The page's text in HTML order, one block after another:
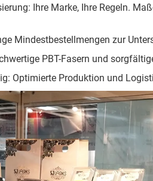
Ihre Marke, Ihre Regeln.
Mindestbestellmengen zur
PBT-Fasern und
Optimierte Produktion und